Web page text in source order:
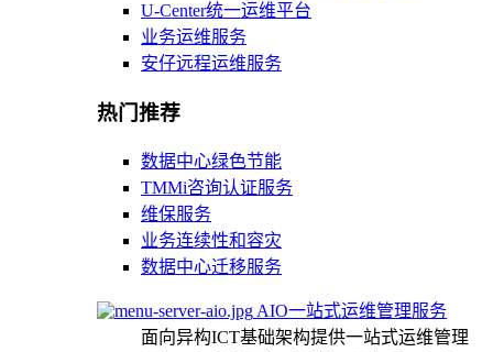
U-Center统一运维平台
业务运维服务
安仔远程运维服务
热门推荐
数据中心绿色节能
TMMi咨询认证服务
维保服务
业务连续性和容灾
数据中心迁移服务
AIO一站式运维管理服务
面向异构ICT基础架构提供一站式运维管理